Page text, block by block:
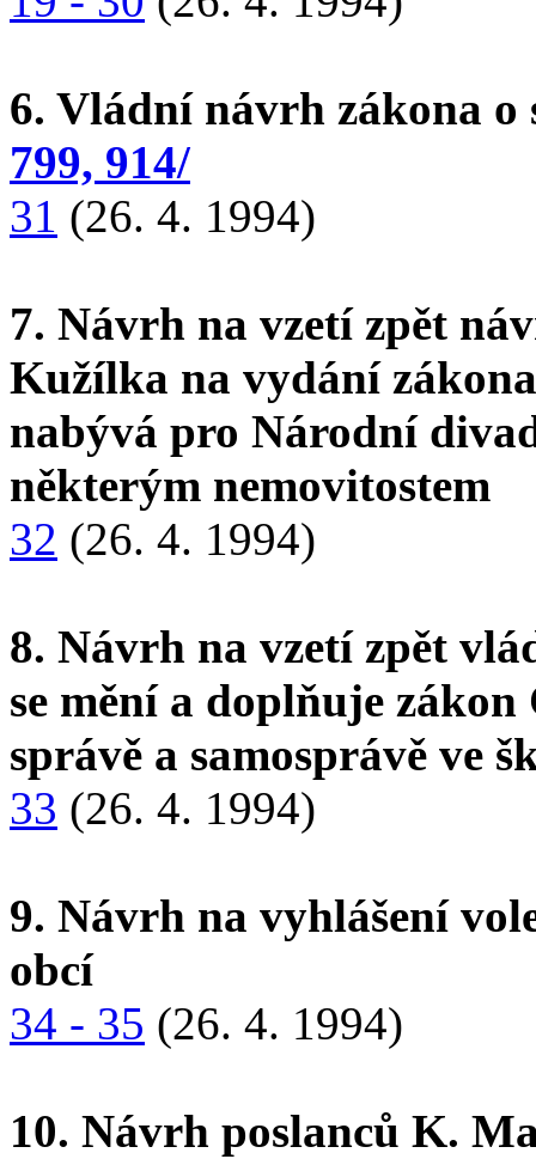
6. Vládní návrh zákona
799, 914/
31 (26. 4. 1994)
7. Návrh na vzetí zpět
Kužílka na vydání
nabývá pro Národní
některým nemovitostem
32 (26. 4. 1994)
8. Návrh na vzetí zpět
se mění a doplňuje
správě a samosprávě ve
33 (26. 4. 1994)
9. Návrh na vyhlášení
obcí
34 - 35 (26. 4. 1994)
10. Návrh poslanců K.